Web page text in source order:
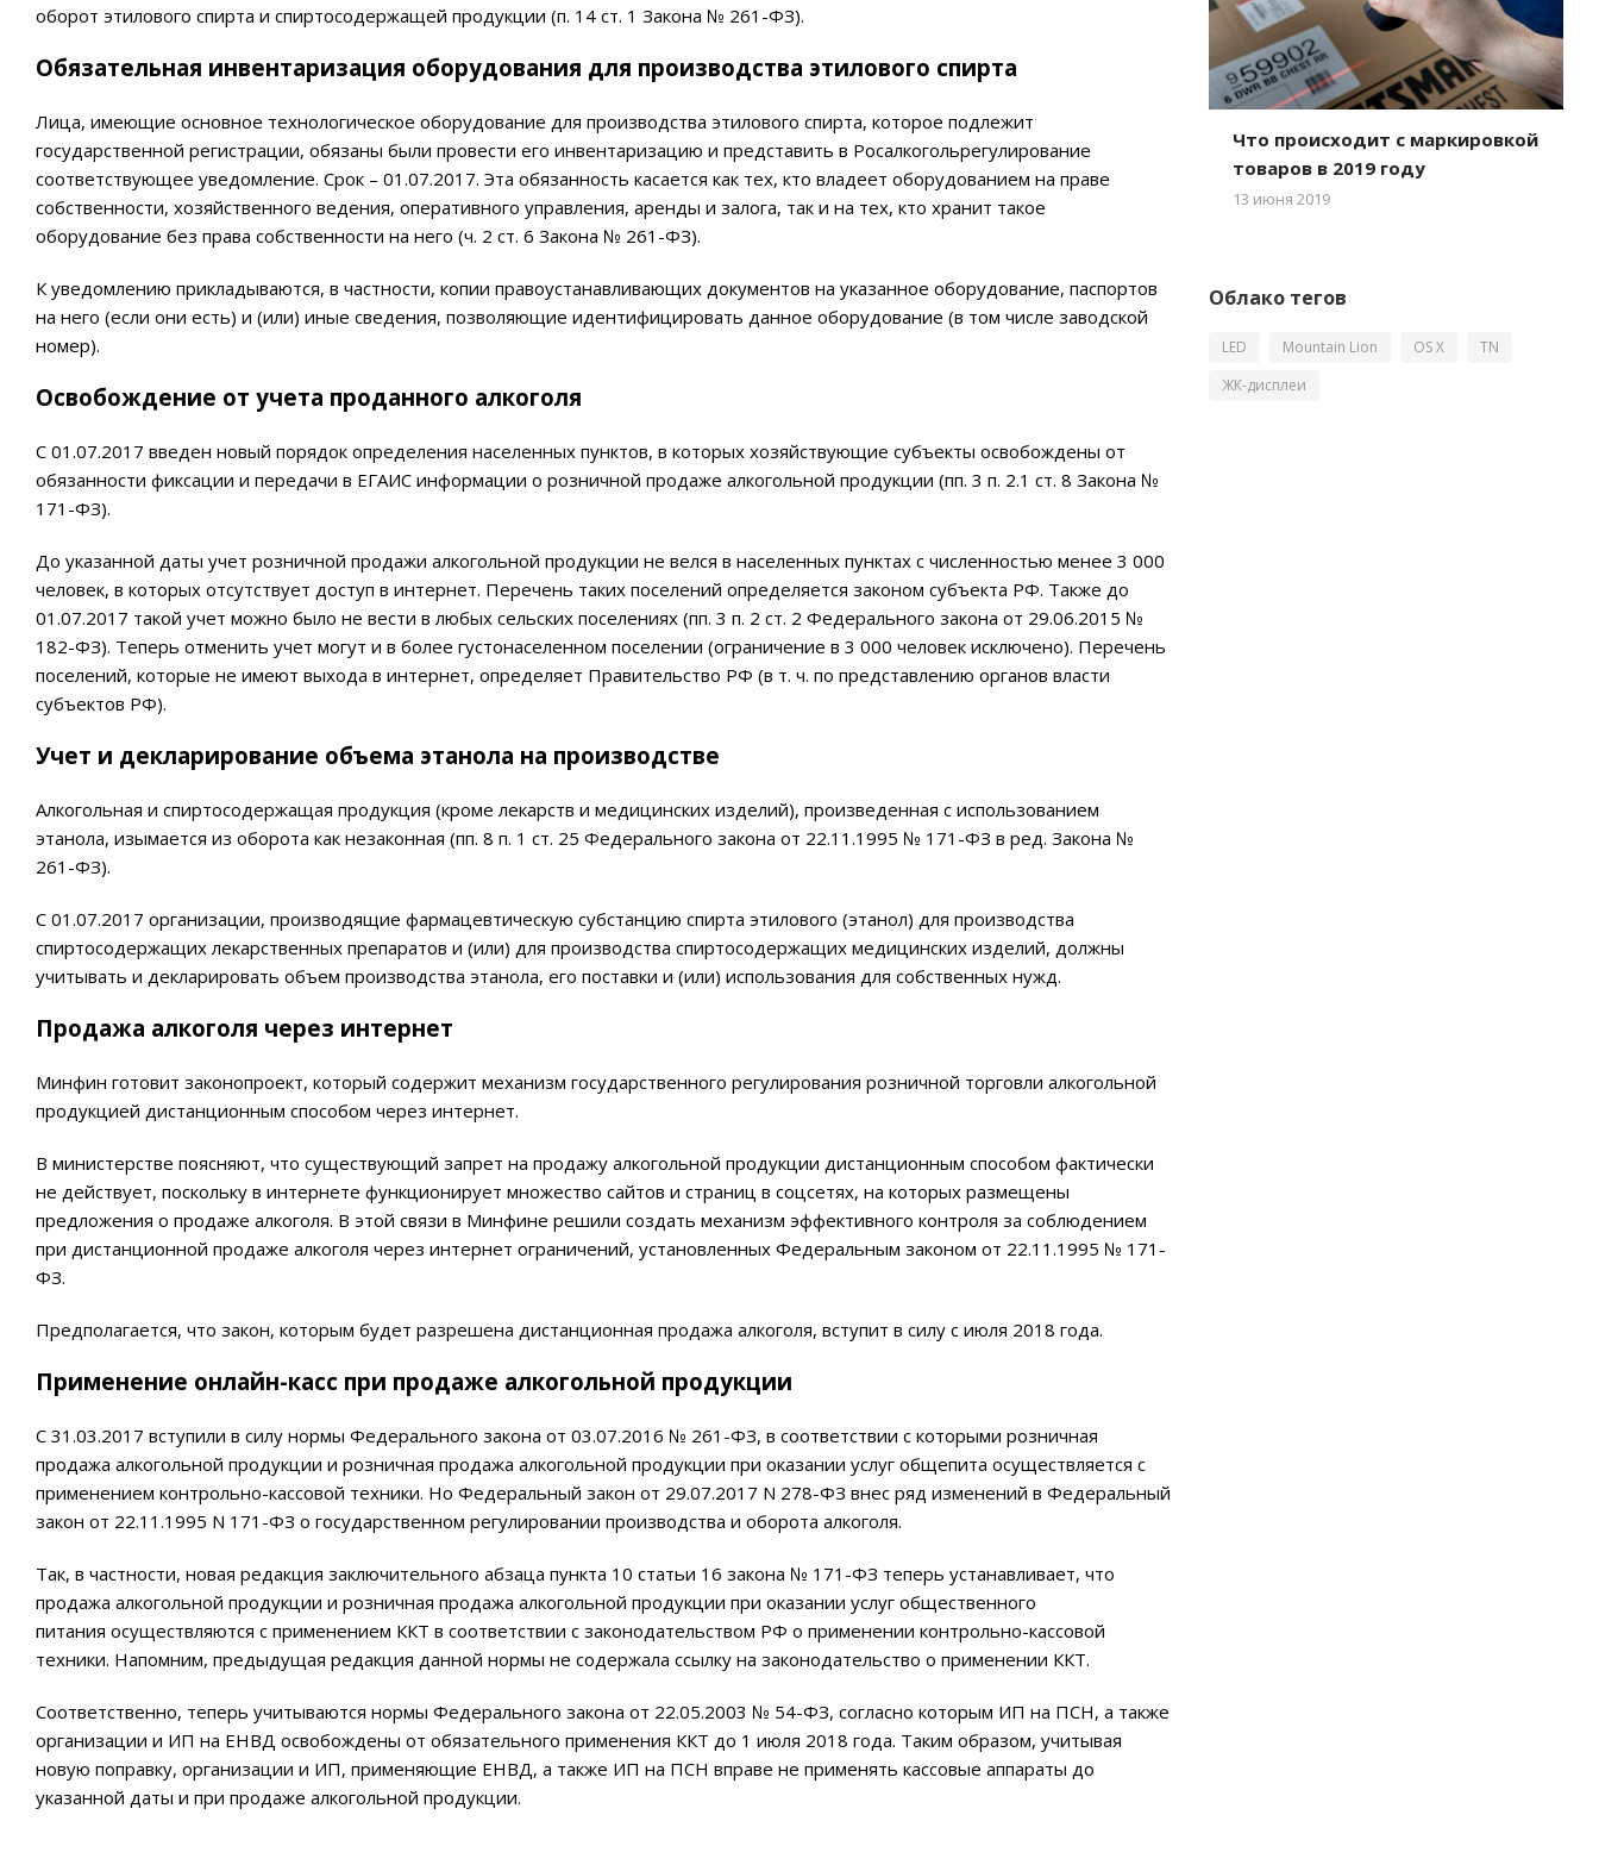
оборот этилового спирта и спиртосодержащей продукции (п. 14 ст. 1 Закона № 261-ФЗ).
Обязательная инвентаризация оборудования для производства этилового спирта
Лица, имеющие основное технологическое оборудование для производства этилового спирта, которое подлежит
государственной регистрации, обязаны были провести его инвентаризацию и представить в Росалкогольрегулирование
соответствующее уведомление. Срок – 01.07.2017. Эта обязанность касается как тех, кто владеет оборудованием на праве
собственности, хозяйственного ведения, оперативного управления, аренды и залога, так и на тех, кто хранит такое
оборудование без права собственности на него (ч. 2 ст. 6 Закона № 261-ФЗ).
К уведомлению прикладываются, в частности, копии правоустанавливающих документов на указанное оборудование, паспортов
на него (если они есть) и (или) иные сведения, позволяющие идентифицировать данное оборудование (в том числе заводской
номер).
Освобождение от учета проданного алкоголя
С 01.07.2017 введен новый порядок определения населенных пунктов, в которых хозяйствующие субъекты освобождены от
обязанности фиксации и передачи в ЕГАИС информации о розничной продаже алкогольной продукции (пп. 3 п. 2.1 ст. 8 Закона №
171-ФЗ).
До указанной даты учет розничной продажи алкогольной продукции не велся в населенных пунктах с численностью менее 3 000
человек, в которых отсутствует доступ в интернет. Перечень таких поселений определяется законом субъекта РФ. Также до
01.07.2017 такой учет можно было не вести в любых сельских поселениях (пп. 3 п. 2 ст. 2 Федерального закона от 29.06.2015 №
182-ФЗ). Теперь отменить учет могут и в более густонаселенном поселении (ограничение в 3 000 человек исключено). Перечень
поселений, которые не имеют выхода в интернет, определяет Правительство РФ (в т. ч. по представлению органов власти
субъектов РФ).
Учет и декларирование объема этанола на производстве
Алкогольная и спиртосодержащая продукция (кроме лекарств и медицинских изделий), произведенная с использованием
этанола, изымается из оборота как незаконная (пп. 8 п. 1 ст. 25 Федерального закона от 22.11.1995 № 171-ФЗ в ред. Закона №
261-ФЗ).
С 01.07.2017 организации, производящие фармацевтическую субстанцию спирта этилового (этанол) для производства
спиртосодержащих лекарственных препаратов и (или) для производства спиртосодержащих медицинских изделий, должны
учитывать и декларировать объем производства этанола, его поставки и (или) использования для собственных нужд.
Продажа алкоголя через интернет
Минфин готовит законопроект, который содержит механизм государственного регулирования розничной торговли алкогольной
продукцией дистанционным способом через интернет.
В министерстве поясняют, что существующий запрет на продажу алкогольной продукции дистанционным способом фактически
не действует, поскольку в интернете функционирует множество сайтов и страниц в соцсетях, на которых размещены
предложения о продаже алкоголя. В этой связи в Минфине решили создать механизм эффективного контроля за соблюдением
при дистанционной продаже алкоголя через интернет ограничений, установленных Федеральным законом от 22.11.1995 № 171-
ФЗ.
Предполагается, что закон, которым будет разрешена дистанционная продажа алкоголя, вступит в силу с июля 2018 года.
Применение онлайн-касс при продаже алкогольной продукции
С 31.03.2017 вступили в силу нормы Федерального закона от 03.07.2016 № 261-ФЗ, в соответствии с которыми розничная
продажа алкогольной продукции и розничная продажа алкогольной продукции при оказании услуг общепита осуществляется с
применением контрольно-кассовой техники. Но Федеральный закон от 29.07.2017 N 278-ФЗ внес ряд изменений в Федеральный
закон от 22.11.1995 N 171-ФЗ о государственном регулировании производства и оборота алкоголя.
Так, в частности, новая редакция заключительного абзаца пункта 10 статьи 16 закона № 171-ФЗ теперь устанавливает, что
продажа алкогольной продукции и розничная продажа алкогольной продукции при оказании услуг общественного
питания осуществляются с применением ККТ в соответствии с законодательством РФ о применении контрольно-кассовой
техники. Напомним, предыдущая редакция данной нормы не содержала ссылку на законодательство о применении ККТ.
Соответственно, теперь учитываются нормы Федерального закона от 22.05.2003 № 54-ФЗ, согласно которым ИП на ПСН, а также
организации и ИП на ЕНВД освобождены от обязательного применения ККТ до 1 июля 2018 года. Таким образом, учитывая
новую поправку, организации и ИП, применяющие ЕНВД, а также ИП на ПСН вправе не применять кассовые аппараты до
указанной даты и при продаже алкогольной продукции.
Что происходит с маркировкой
товаров в 2019 году
13 июня 2019
Облако тегов
LED Mountain Lion OS X
TN
ЖК-дисплеи